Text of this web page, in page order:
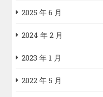
2025 年 6 月
2024 年 2 月
2023 年 1 月
2022 年 5 月